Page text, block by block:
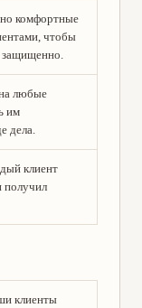
комфортные
чтобы
защищенно.
любые
им
дела.
клиент
получил
клиенты